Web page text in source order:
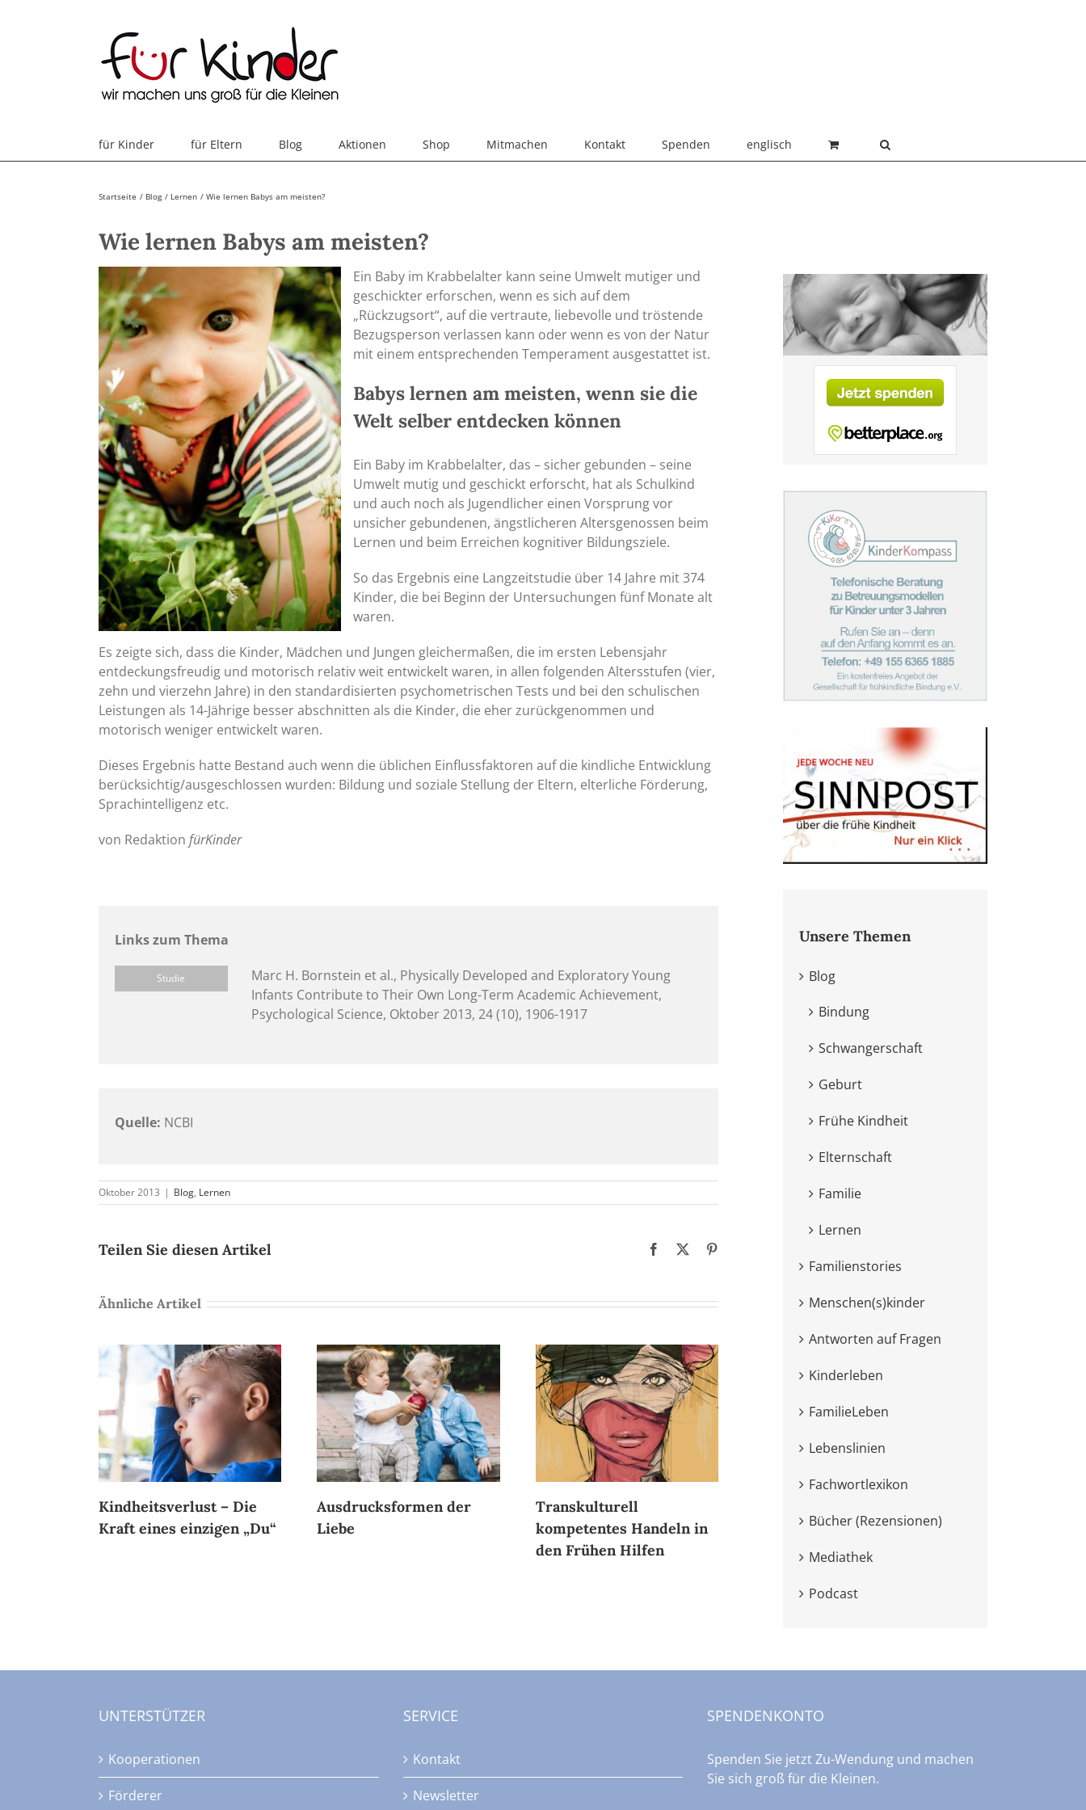
für Kinder für Eltern Blog Aktionen Shop Mitmachen Kontakt Spenden englisch
Startseite Blog Lernen Wie lernen Babys am meisten?
Wie lernen Babys am meisten?
Ein Baby im Krabbelalter kann seine Umwelt mutiger und
geschickter erforschen, wenn es sich auf dem
„Rückzugsort“, auf die vertraute, liebevolle und tröstende
Bezugsperson verlassen kann oder wenn es von der Natur
mit einem entsprechenden Temperament ausgestattet ist.
Babys lernen am meisten, wenn sie die
Welt selber entdecken können
Ein Baby im Krabbelalter, das – sicher gebunden – seine
Umwelt mutig und geschickt erforscht, hat als Schulkind
und auch noch als Jugendlicher einen Vorsprung vor
unsicher gebundenen, ängstlicheren Altersgenossen beim
Lernen und beim Erreichen kognitiver Bildungsziele.
So das Ergebnis eine Langzeitstudie über 14 Jahre mit 374
Kinder, die bei Beginn der Untersuchungen fünf Monate alt
waren.
Es zeigte sich, dass die Kinder, Mädchen und Jungen gleichermaßen, die im ersten Lebensjahr
entdeckungsfreudig und motorisch relativ weit entwickelt waren, in allen folgenden Altersstufen (vier,
zehn und vierzehn Jahre) in den standardisierten psychometrischen Tests und bei den schulischen
Leistungen als 14-Jährige besser abschnitten als die Kinder, die eher zurückgenommen und
motorisch weniger entwickelt waren.
Dieses Ergebnis hatte Bestand auch wenn die üblichen Einflussfaktoren auf die kindliche Entwicklung
berücksichtig/ausgeschlossen wurden: Bildung und soziale Stellung der Eltern, elterliche Förderung,
Sprachintelligenz etc.
von Redaktion fürKinder
Links zum Thema
Studie
Marc H. Bornstein et al., Physically Developed and Exploratory Young
Infants Contribute to Their Own Long-Term Academic Achievement,
Psychological Science, Oktober 2013, 24 (10), 1906-1917
Quelle: NCBI
Oktober 2013 | Blog, Lernen
Teilen Sie diesen Artikel Facebook
Ähnliche Artikel
Kindheitsverlust – Die
Kraft eines einzigen „Du“
Ausdrucksformen der
Liebe
Transkulturell
kompetentes Handeln in
den Frühen Hilfen
Kraft eines einzigen „Du“
Unsere Themen
Blog
Bindung
Schwangerschaft
Geburt
Frühe Kindheit
Elternschaft
Familie
Lernen
Familienstories
Menschen(s)kinder
Antworten auf Fragen
Kinderleben
FamilieLeben
Lebenslinien
Fachwortlexikon
Bücher (Rezensionen)
Mediathek
Podcast
UNTERSTÜTZER
Kooperationen
Förderer
SERVICE
Kontakt
Newsletter
SPENDENKONTO
Spenden Sie jetzt Zu-Wendung und machen
Sie sich groß für die Kleinen.